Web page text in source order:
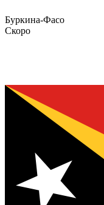
Буркина-Фасо
Скоро